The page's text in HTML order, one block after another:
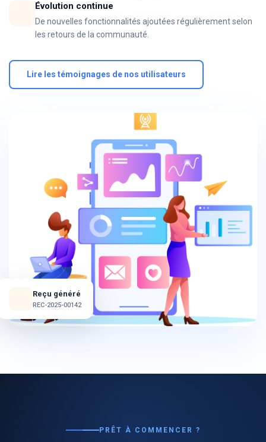
Évolution continue
De nouvelles fonctionnalités ajoutées régulièrement selon
les retours de la communauté.
Lire les témoignages de nos utilisateurs
Reçu généré
REC-2025-00142
PRÊT À COMMENCER ?